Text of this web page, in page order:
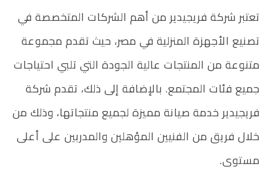
تعتبر شركة فريجيدير من أهم الشركات المتخصصة في
تصنيع الأجهزة المنزلية في مصر، حيث تقدم مجموعة
متنوعة من المنتجات عالية الجودة التي تلبي احتياجات
جميع فئات المجتمع. بالإضافة إلى ذلك، تقدم شركة
فريجيدير خدمة صيانة مميزة لجميع منتجاتها، وذلك من
خلال فريق من الفنيين المؤهلين والمدربين على أعلى
مستوى.